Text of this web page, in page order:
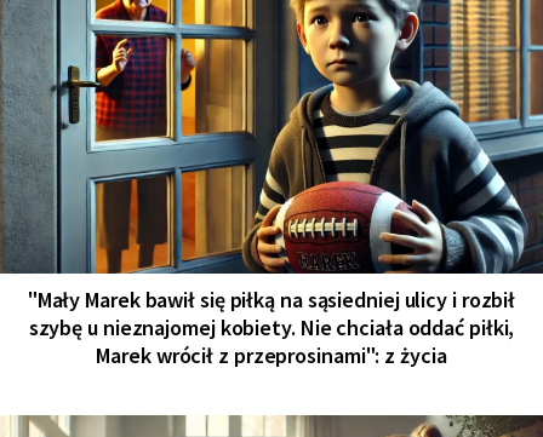
"Mały Marek bawił się piłką na sąsiedniej ulicy i rozbił
szybę u nieznajomej kobiety. Nie chciała oddać piłki,
Marek wrócił z przeprosinami": z życia